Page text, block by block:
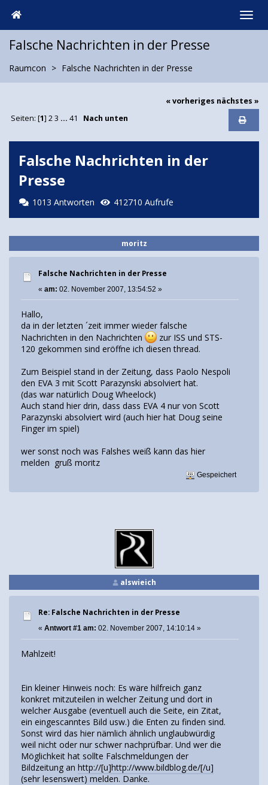
Falsche Nachrichten in der Presse
Raumcon Falsche Nachrichten in der Presse
« vorheriges nächstes »
Seiten: [1] 2 3 ... 41 Nach unten
Falsche Nachrichten in der
Presse
1013 Antworten 412710 Aufrufe
moritz
Falsche Nachrichten in der Presse
« am: 02. November 2007, 13:54:52 »
Hallo,
da in der letzten ´zeit immer wieder falsche
Nachrichten in den Nachrichten
zur ISS und STS-
120 gekommen sind eröffne ich diesen thread.
Zum Beispiel stand in der Zeitung, dass Paolo Nespoli
den EVA 3 mit Scott Parazynski absolviert hat.
(das war natürlich Doug Wheelock)
Auch stand hier drin, dass dass EVA 4 nur von Scott
Parazynski absolviert wird (auch hier hat Doug seine
Finger im spiel)
wer sonst noch was Falshes weiß kann das hier
melden gruß moritz
Gespeichert
alswieich
Re: Falsche Nachrichten in der Presse
« Antwort #1 am: 02. November 2007, 14:10:14 »
Mahlzeit!
Ein kleiner Hinweis noch: Es wäre hilfreich ganz
konkret mitzuteilen in welcher Zeitung und dort in
welcher Ausgabe (eventuell auch die Seite, ein Zitat,
ein eingescanntes Bild usw.) die Enten zu finden sind.
Sonst wird das hier nämlich ähnlich unglaubwürdig
weil nicht oder nur schwer nachprüfbar. Und wer die
Möglichkeit hat sollte Falschmeldungen der
Bildzeitung an http://[u]http://www.bildblog.de/[/u]
(sehr lesenswert) melden. Danke.